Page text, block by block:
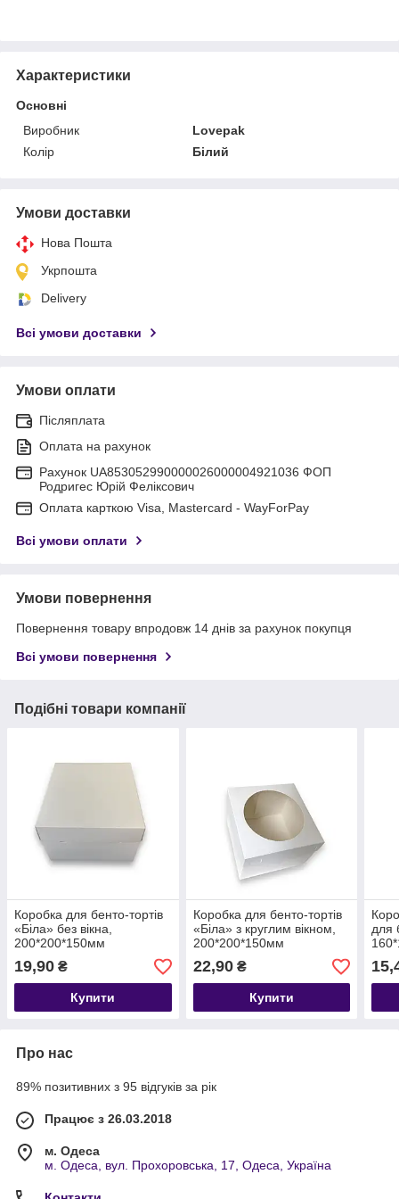
Характеристики
Основні
Виробник
Lovepak
Колір
Білий
Умови доставки
Нова Пошта
Укрпошта
Delivery
Всі умови доставки
Умови оплати
Післяплата
Оплата на рахунок
Рахунок UA853052990000026000004921036 ФОП
Родригес Юрій Феліксович
Оплата карткою Visa, Mastercard - WayForPay
Всі умови оплати
Умови повернення
Повернення товару впродовж 14 днів за рахунок покупця
Всі умови повернення
Подібні товари компанії
Коробка для бенто-тортів
«Біла» без вікна,
200*200*150мм
19,90 ₴
Купити
Коробка для бенто-тортів
«Біла» з круглим вікном,
200*200*150мм
22,90₴
Купити
для
Про нас
89% позитивних з 95 відгуків за рік
Працює з 26.03.2018
м. Одеса
м. Одеса, вул. Прохоровська, 17, Одеса, Україна